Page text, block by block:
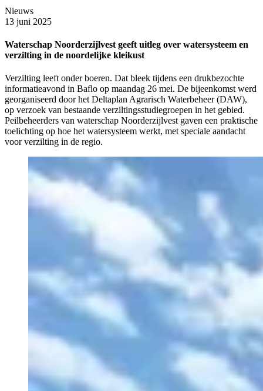
Nieuws
13 juni 2025
Waterschap Noorderzijlvest geeft uitleg over watersysteem en
verzilting in de noordelijke kleikust
Verzilting leeft onder boeren. Dat bleek tijdens een drukbezochte
informatieavond in Baflo op maandag 26 mei. De bijeenkomst werd
georganiseerd door het Deltaplan Agrarisch Waterbeheer (DAW),
op verzoek van bestaande verziltingsstudiegroepen in het gebied.
Peilbeheerders van waterschap Noorderzijlvest gaven een praktische
toelichting op hoe het watersysteem werkt, met speciale aandacht
voor verzilting in de regio.